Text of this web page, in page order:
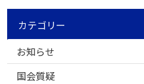
カテゴリー
お知らせ
国会質疑